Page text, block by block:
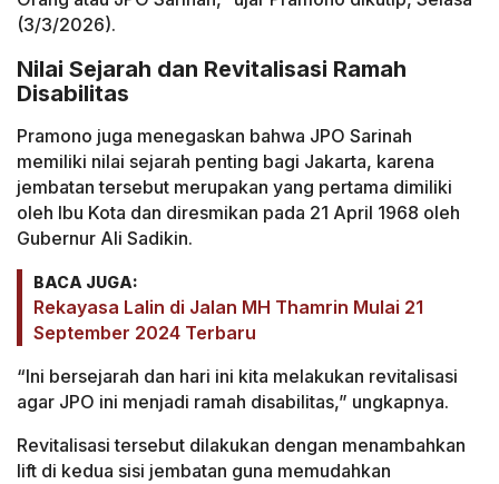
(3/3/2026).
Nilai Sejarah dan Revitalisasi Ramah
Disabilitas
Pramono juga menegaskan bahwa JPO Sarinah
memiliki nilai sejarah penting bagi Jakarta, karena
jembatan tersebut merupakan yang pertama dimiliki
oleh Ibu Kota dan diresmikan pada 21 April 1968 oleh
Gubernur Ali Sadikin.
BACA JUGA:
Rekayasa Lalin di Jalan MH Thamrin Mulai 21
September 2024 Terbaru
“Ini bersejarah dan hari ini kita melakukan revitalisasi
agar JPO ini menjadi ramah disabilitas,” ungkapnya.
Revitalisasi tersebut dilakukan dengan menambahkan
lift di kedua sisi jembatan guna memudahkan